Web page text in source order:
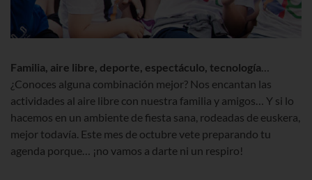
Familia, aire libre, deporte, espectáculo, tecnología…
¿Conoces alguna combinación mejor? Nos encantan las
actividades al aire libre con nuestra familia y amigos… Y si lo
hacemos en un ambiente de fiesta sana, rodeadas de euskera,
mejor todavía. Este mes de octubre vete preparando tu
agenda porque… ¡no vamos a darte ni un respiro!